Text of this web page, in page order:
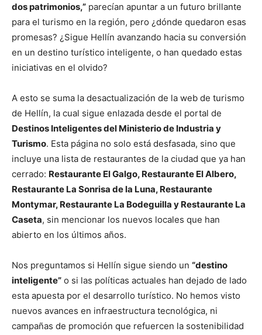
dos patrimonios,” parecían apuntar a un futuro brillante
para el turismo en la región, pero ¿dónde quedaron esas
promesas? ¿Sigue Hellín avanzando hacia su conversión
en un destino turístico inteligente, o han quedado estas
iniciativas en el olvido?
A esto se suma la desactualización de la web de turismo
de Hellín, la cual sigue enlazada desde el portal de
Destinos Inteligentes del Ministerio de Industria y
Turismo. Esta página no solo está desfasada, sino que
incluye una lista de restaurantes de la ciudad que ya han
cerrado: Restaurante El Galgo, Restaurante El Albero,
Restaurante La Sonrisa de la Luna, Restaurante
Montymar, Restaurante La Bodeguilla y Restaurante La
Caseta, sin mencionar los nuevos locales que han
abierto en los últimos años.
Nos preguntamos si Hellín sigue siendo un “destino
inteligente” o si las políticas actuales han dejado de lado
esta apuesta por el desarrollo turístico. No hemos visto
nuevos avances en infraestructura tecnológica, ni
campañas de promoción que refuercen la sostenibilidad